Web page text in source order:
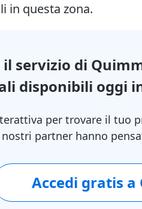
in questa zona.
servizio di
disponibili oggi
per trovare il tuo
partner hanno
Accedi gratis a